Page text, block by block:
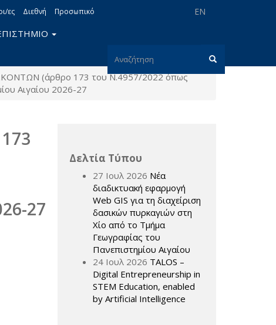
EN
ες Διεθνή Προσωπικό
Φόρμα
αναζήτησης
Αναζήτηση
(άρθρο 173 του Ν.4957/2022 όπως
Αιγαίου 2026-27
27
Δελτία Τύπου
27 Ιουλ 2026 Νέα
διαδικτυακή εφαρμογή
Web GIS για τη διαχείριση
δασικών πυρκαγιών στη
Χίο από το Τμήμα
Γεωγραφίας του
Πανεπιστημίου Αιγαίου
24 Ιουλ 2026 TALOS –
Digital Entrepreneurship in
STEM Education, enabled
by Artificial Intelligence